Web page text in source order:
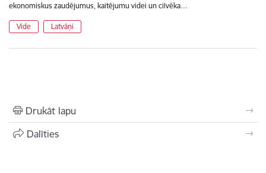
ekonomiskus zaudējumus, kaitējumu videi un cilvēka…
Vide Latvāņi
Drukāt lapu
Dalīties